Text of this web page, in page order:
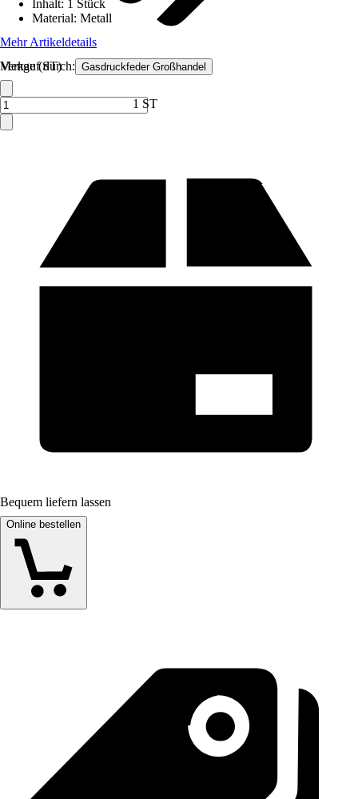
Verkauf durch: Gasdruckfeder Großhandel
Inhalt: 1 Stück
Material: Metall
Mehr Artikeldetails
Menge (ST)
1 ST
Bequem liefern lassen
Online bestellen